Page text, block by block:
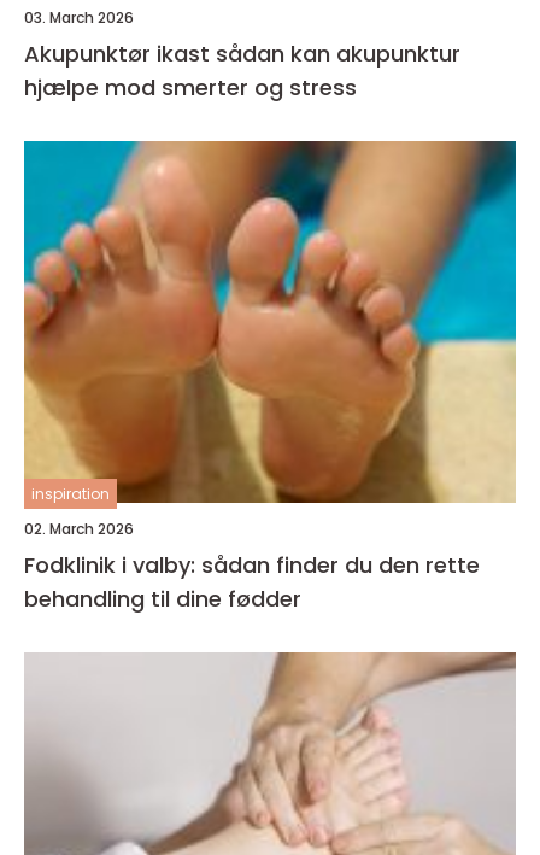
03. March 2026
Akupunktør ikast sådan kan akupunktur
hjælpe mod smerter og stress
inspiration
02. March 2026
Fodklinik i valby: sådan finder du den rette
behandling til dine fødder